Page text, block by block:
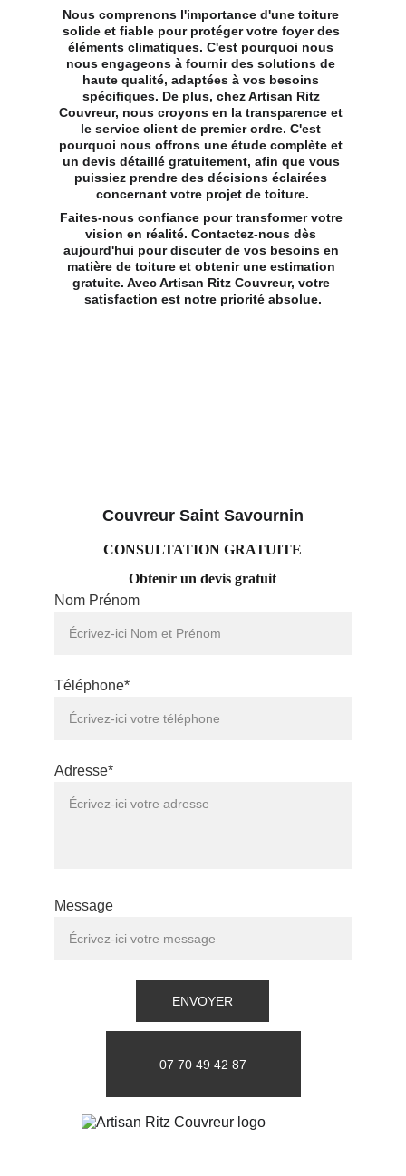
CONSULTATION GRATUITE
Obtenir un devis gratuit
Nom Prénom
Téléphone*
Adresse*
Message
ENVOYER
07 70 49 42 87
Nous comprenons l'importance d'une toiture
solide et fiable pour protéger votre foyer des
éléments climatiques. C'est pourquoi nous
nous engageons à fournir des solutions de
haute qualité, adaptées à vos besoins
spécifiques. De plus, chez Artisan Ritz
Couvreur, nous croyons en la transparence et
le service client de premier ordre. C'est
pourquoi nous offrons une étude complète et
un devis détaillé gratuitement, afin que vous
puissiez prendre des décisions éclairées
concernant votre projet de toiture.
Faites-nous confiance pour transformer votre
vision en réalité. Contactez-nous dès
aujourd'hui pour discuter de vos besoins en
matière de toiture et obtenir une estimation
gratuite. Avec Artisan Ritz Couvreur, votre
satisfaction est notre priorité absolue.
Couvreur Saint Savournin